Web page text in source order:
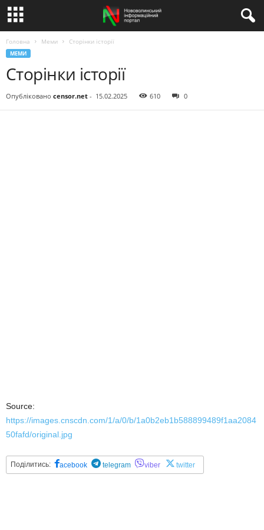
Головна Меми Сторінки історії
МЕМИ
Сторінки історії
Опубліковано censor.net - 15.02.2025 610 0
Source:
https://images.cnscdn.com/1/a/0/b/1a0b2eb1b588899489f1aa2084
50fafd/original.jpg
Поділитись: acebook telegram viber twitter